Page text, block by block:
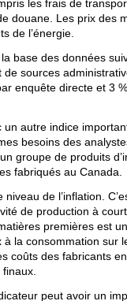
les frais de
douane. Les prix des
de l’énergie.
base des données
sources
enquête directe et 3
un autre indice
besoins des
groupe de produits
fabriqués au Canada.
niveau de l’inflation.
de production à
premières est
à la consommation sur
coûts des fabricants
peut avoir un